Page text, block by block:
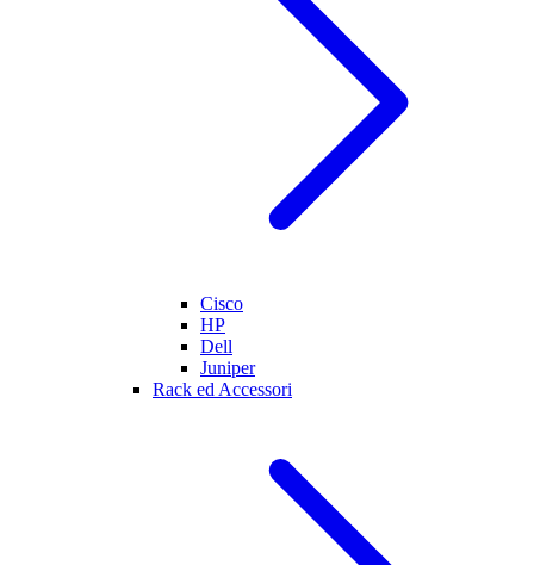
Cisco
HP
Dell
Juniper
Rack ed Accessori